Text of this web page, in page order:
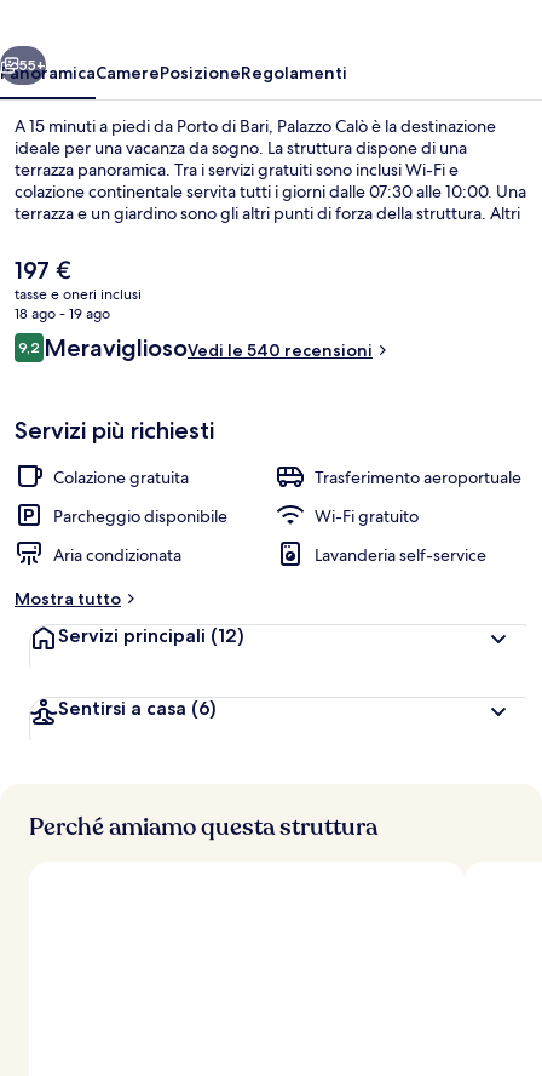
Avanti
55+
PanoramicaCamerePosizioneRegolamenti
A 15 minuti a piedi da Porto di Bari, Palazzo Calò è la destinazione
ideale per una vacanza da sogno. La struttura dispone di una
terrazza panoramica. Tra i servizi gratuiti sono inclusi Wi-Fi e
colazione continentale servita tutti i giorni dalle 07:30 alle 10:00. Una
terrazza e un giardino sono gli altri punti di forza della struttura. Altri
Il
prezzo
attuale
è
197 €
197 €
tasse e oneri inclusi
18 ago - 19 ago
Recensioni
9,29,2 su 10
MeravigliosoVedi le 540 recensioni
Servizi più richiesti
Colazione gratuita
Trasferimento aeroportuale
Parcheggio disponibile
Wi-Fi gratuito
Aria condizionata
Lavanderia self-service
Mostra tutto
Servizi principali (12)
Sentirsi a casa (6)
Perché amiamo questa struttura